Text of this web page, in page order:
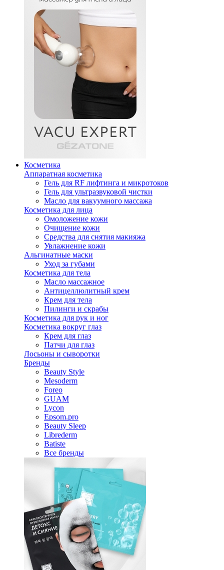
Косметика
Аппаратная косметика
Гель для RF лифтинга и микротоков
Гель для ультразвуковой чистки
Масло для вакуумного массажа
Косметика для лица
Омоложение кожи
Очищение кожи
Средства для снятия макияжа
Увлажнение кожи
Альгинатные маски
Уход за губами
Косметика для тела
Масло массажное
Антицеллюлитный крем
Крем для тела
Пилинги и скрабы
Косметика для рук и ног
Косметика вокруг глаз
Крем для глаз
Патчи для глаз
Лосьоны и сыворотки
Бренды
Beauty Style
Mesoderm
Foreo
GUAM
Lycon
Epsom.pro
Beauty Sleep
Librederm
Batiste
Все бренды